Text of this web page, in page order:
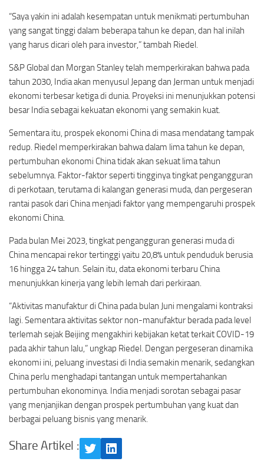
“Saya yakin ini adalah kesempatan untuk menikmati pertumbuhan
yang sangat tinggi dalam beberapa tahun ke depan, dan hal inilah
yang harus dicari oleh para investor,” tambah Riedel.
S&P Global dan Morgan Stanley telah memperkirakan bahwa pada
tahun 2030, India akan menyusul Jepang dan Jerman untuk menjadi
ekonomi terbesar ketiga di dunia. Proyeksi ini menunjukkan potensi
besar India sebagai kekuatan ekonomi yang semakin kuat.
Sementara itu, prospek ekonomi China di masa mendatang tampak
redup. Riedel memperkirakan bahwa dalam lima tahun ke depan,
pertumbuhan ekonomi China tidak akan sekuat lima tahun
sebelumnya. Faktor-faktor seperti tingginya tingkat pengangguran
di perkotaan, terutama di kalangan generasi muda, dan pergeseran
rantai pasok dari China menjadi faktor yang mempengaruhi prospek
ekonomi China.
Pada bulan Mei 2023, tingkat pengangguran generasi muda di
China mencapai rekor tertinggi yaitu 20,8% untuk penduduk berusia
16 hingga 24 tahun. Selain itu, data ekonomi terbaru China
menunjukkan kinerja yang lebih lemah dari perkiraan.
“Aktivitas manufaktur di China pada bulan Juni mengalami kontraksi
lagi. Sementara aktivitas sektor non-manufaktur berada pada level
terlemah sejak Beijing mengakhiri kebijakan ketat terkait COVID-19
pada akhir tahun lalu,” ungkap Riedel. Dengan pergeseran dinamika
ekonomi ini, peluang investasi di India semakin menarik, sedangkan
China perlu menghadapi tantangan untuk mempertahankan
pertumbuhan ekonominya. India menjadi sorotan sebagai pasar
yang menjanjikan dengan prospek pertumbuhan yang kuat dan
berbagai peluang bisnis yang menarik.
Share Artikel :
TwitterLinkedIn